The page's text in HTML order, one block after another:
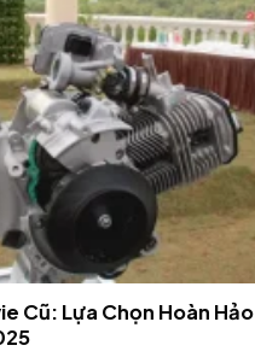
Cũ: Lựa Chọn Hoàn Hảo